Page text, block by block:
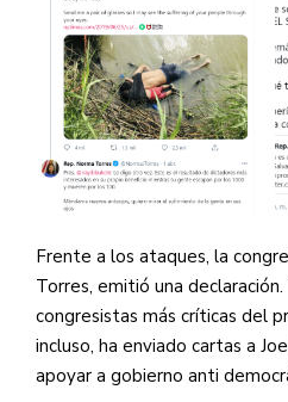
Frente a los ataques, la
Torres, emitió una
congresistas más críticas del
incluso, ha enviado cartas a
apoyar a gobierno anti